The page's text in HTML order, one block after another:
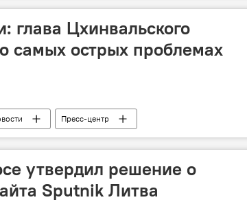
глава Цхинвальского
самых острых проблемах
Пресс-центр
утвердил решение о
Sputnik Литва